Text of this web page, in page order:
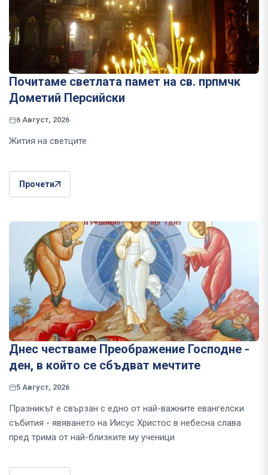
Почитаме светлата памет на св. прпмчк
Дометий Персийски
6 Август, 2026
Жития на светците
Прочети
Днес честваме Преображение Господне -
ден, в който се сбъдват мечтите
5 Август, 2026
Празникът е свързан с едно от най-важните евангелски
събития - явяването на Иисус Христос в небесна слава
пред трима от най-близките му ученици